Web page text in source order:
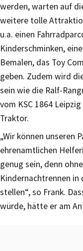
werden, warten auf
weitere tolle
u.a. einen
Kinderschminken,
Bemalen, das Toy
geben. Zudem wird
sein wie die Ralf-
vom KSC 1864
Traktor.
„Wir können unseren
ehrenamtlichen
genug sein, denn
Kindernachtrennen
stellen“, so Frank.
würde, hätte er am